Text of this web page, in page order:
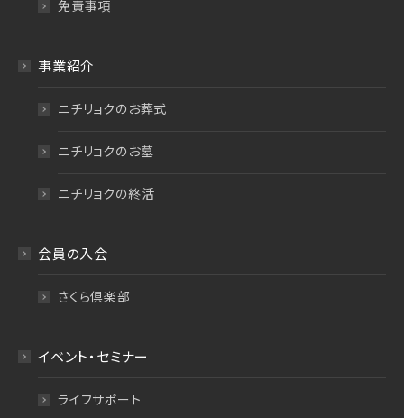
免責事項
事業紹介
ニチリョクのお葬式
ニチリョクのお墓
ニチリョクの終活
会員の入会
さくら倶楽部
イベント・セミナー
ライフサポート